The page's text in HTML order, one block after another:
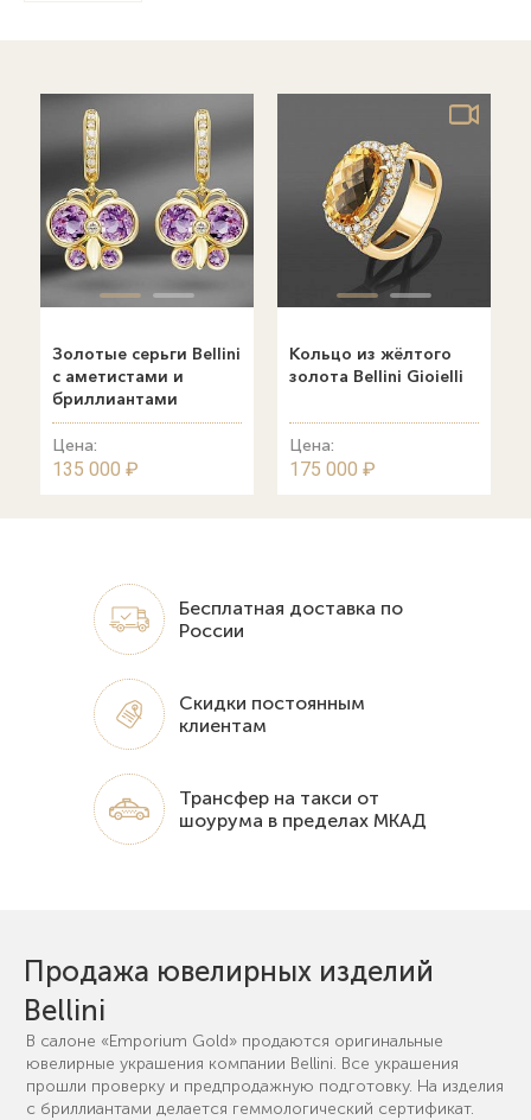
Золотые серьги Bellini
с аметистами и
бриллиантами
Цена:
135 000 ₽
Кольцо из жёлтого
золота Bellini Gioielli
Цена:
175 000 ₽
Бесплатная доставка по
России
Скидки постоянным
клиентам
Трансфер на такси от
шоурума в пределах МКАД
Продажа ювелирных изделий
Bellini
В салоне «Emporium Gold» продаются оригинальные
ювелирные украшения компании Bellini. Все украшения
прошли проверку и предпродажную подготовку. На изделия
с бриллиантами делается геммологический сертификат.